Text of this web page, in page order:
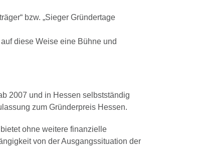
bzw. „Sieger Gründertage
diese Weise eine Bühne und
2007 und in Hessen selbstständig
zum Gründerpreis Hessen.
ohne weitere finanzielle
von der Ausgangssituation der